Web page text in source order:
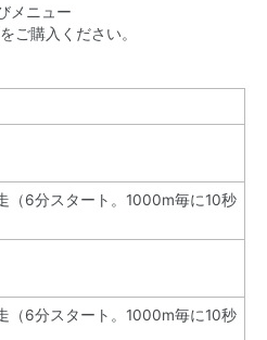
メニュー
ご購入ください。
（6分スタート。1000m毎に10秒
（6分スタート。1000m毎に10秒